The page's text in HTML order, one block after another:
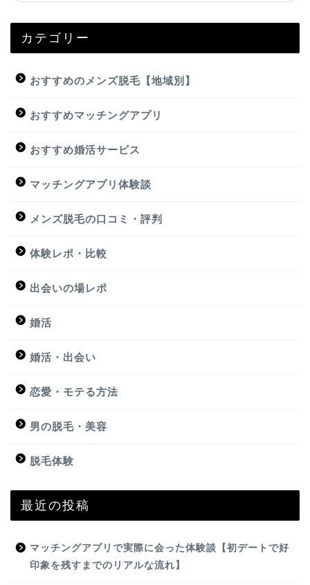
カテゴリー
おすすめのメンズ脱毛【地域別】
おすすめマッチングアプリ
おすすめ婚活サービス
マッチングアプリ体験談
メンズ脱毛の口コミ・評判
体験レポ・比較
出会いの場レポ
婚活
婚活・出会い
恋愛・モテる方法
男の脱毛・美容
脱毛体験
最近の投稿
マッチングアプリで実際に会った体験談【初デートで好
印象を残すまでのリアルな流れ】